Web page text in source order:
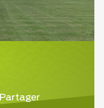
Partager